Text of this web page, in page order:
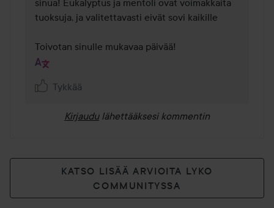
sinua! Eukalyptus ja mentoli ovat voimakkaita
tuoksuja, ja valitettavasti eivät sovi kaikille
Toivotan sinulle mukavaa päivää!
Tykkää
Kirjaudu lähettääksesi kommentin
KATSO LISÄÄ ARVIOITA LYKO
COMMUNITYSSA